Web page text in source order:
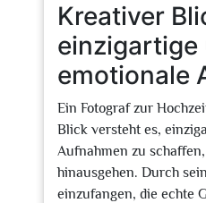
Kreativer
einzigartige
emotionale
Ein Fotograf zur
Blick versteht es,
Aufnahmen zu
hinausgehen. Durch
einzufangen, die echte